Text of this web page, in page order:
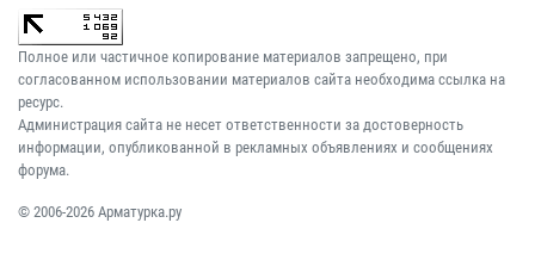
Полное или частичное копирование материалов запрещено, при
согласованном использовании материалов сайта необходима ссылка на
ресурс.
Администрация сайта не несет ответственности за достоверность
информации, опубликованной в рекламных объявлениях и сообщениях
форума.
© 2006-2026 Арматурка.ру